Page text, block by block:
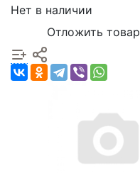
Нет в наличии
Отложить товар